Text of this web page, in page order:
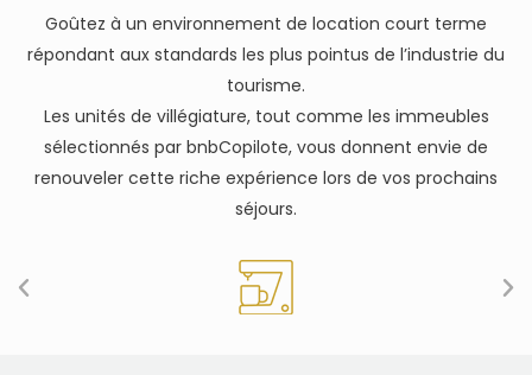
Goûtez à un environnement de location court terme
répondant aux standards les plus pointus de l’industrie du
tourisme.
Les unités de villégiature, tout comme les immeubles
sélectionnés par bnbCopilote, vous donnent envie de
renouveler cette riche expérience lors de vos prochains
séjours.